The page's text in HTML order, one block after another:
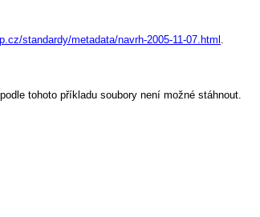
standardy/metadata/navrh-2005-11-07.html .
tohoto příkladu soubory není možné stáhnout.